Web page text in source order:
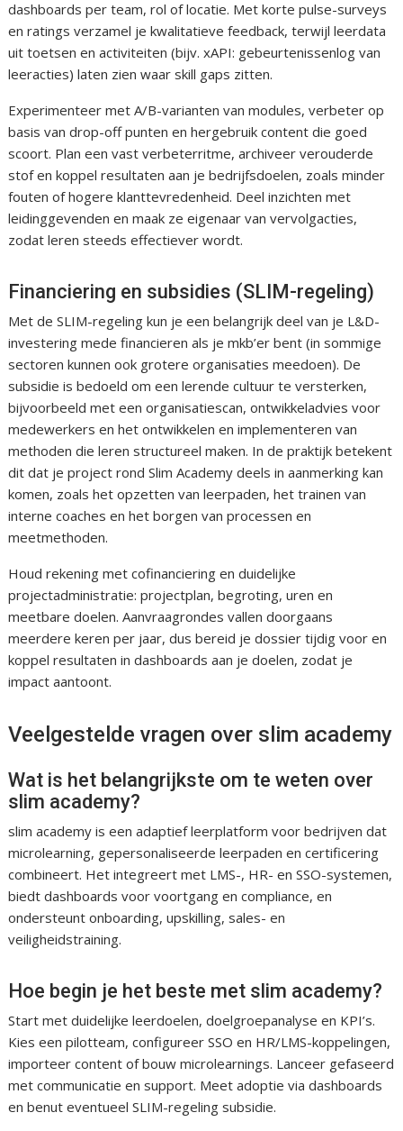
dashboards per team, rol of locatie. Met korte pulse-surveys
en ratings verzamel je kwalitatieve feedback, terwijl leerdata
uit toetsen en activiteiten (bijv. xAPI: gebeurtenissenlog van
leeracties) laten zien waar skill gaps zitten.
Experimenteer met A/B-varianten van modules, verbeter op
basis van drop-off punten en hergebruik content die goed
scoort. Plan een vast verbeterritme, archiveer verouderde
stof en koppel resultaten aan je bedrijfsdoelen, zoals minder
fouten of hogere klanttevredenheid. Deel inzichten met
leidinggevenden en maak ze eigenaar van vervolgacties,
zodat leren steeds effectiever wordt.
Financiering en subsidies (SLIM-regeling)
Met de SLIM-regeling kun je een belangrijk deel van je L&D-
investering mede financieren als je mkb’er bent (in sommige
sectoren kunnen ook grotere organisaties meedoen). De
subsidie is bedoeld om een lerende cultuur te versterken,
bijvoorbeeld met een organisatiescan, ontwikkeladvies voor
medewerkers en het ontwikkelen en implementeren van
methoden die leren structureel maken. In de praktijk betekent
dit dat je project rond Slim Academy deels in aanmerking kan
komen, zoals het opzetten van leerpaden, het trainen van
interne coaches en het borgen van processen en
meetmethoden.
Houd rekening met cofinanciering en duidelijke
projectadministratie: projectplan, begroting, uren en
meetbare doelen. Aanvraagrondes vallen doorgaans
meerdere keren per jaar, dus bereid je dossier tijdig voor en
koppel resultaten in dashboards aan je doelen, zodat je
impact aantoont.
Veelgestelde vragen over slim academy
Wat is het belangrijkste om te weten over
slim academy?
slim academy is een adaptief leerplatform voor bedrijven dat
microlearning, gepersonaliseerde leerpaden en certificering
combineert. Het integreert met LMS-, HR- en SSO-systemen,
biedt dashboards voor voortgang en compliance, en
ondersteunt onboarding, upskilling, sales- en
veiligheidstraining.
Hoe begin je het beste met slim academy?
Start met duidelijke leerdoelen, doelgroepanalyse en KPI’s.
Kies een pilotteam, configureer SSO en HR/LMS-koppelingen,
importeer content of bouw microlearnings. Lanceer gefaseerd
met communicatie en support. Meet adoptie via dashboards
en benut eventueel SLIM-regeling subsidie.